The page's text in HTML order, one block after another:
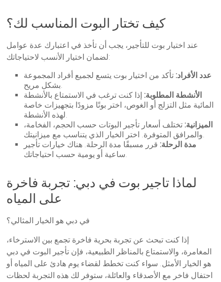
كيف تختار البوت المناسب لك؟
عند اختيار بوت للتأجير، يجب أن تأخذ في اعتبارك عدة عوامل
لضمان اختيار الأنسب لاحتياجاتك:
عدد الأفراد:تأكد من اختيار بوت يتسع لجميع أفراد المجموعة
بشكل مريح.
الأنشطة المطلوبة:إذا كنت ترغب في الاستمتاع بالأنشطة
المائية مثل التزلج أو الغوص، اختر بوتًا مزودًا بتجهيزات خاصة
لهذه الأنشطة.
الميزانية:تختلف أسعار تأجير البوتات حسب الحجم، الفخامة،
والمرافق المتوفرة. اختر الخيار الذي يتناسب مع ميزانيتك.
مدة الرحلة:قرر مسبقًا مدة الرحلة. هناك خيارات تأجير
ساعية أو يومية حسب احتياجاتك.
لماذا تاجير بوت في دبي: تجربة فاخرة
على المياه
في دبي هو الخيار المثالي؟
إذا كنت تبحث عن تجربة بحرية فاخرة تجمع بين الاسترخاء،
المغامرة، والاستمتاع بالمناظر الطبيعية، فإن تأجير البوت في دبي
هو الخيار الأمثل. سواء كنت تخطط لقضاء يوم هادئ على المياه أو
احتفال فاخر مع الأصدقاء والعائلة، ستوفر لك هذه التجربة لحظات